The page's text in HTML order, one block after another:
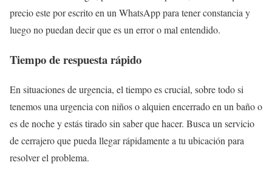
precio este por escrito en un WhatsApp para tener constancia y
luego no puedan decir que es un error o mal entendido.
Tiempo de respuesta rápido
En situaciones de urgencia, el tiempo es crucial, sobre todo si
tenemos una urgencia con niños o alquien encerrado en un baño o
es de noche y estás tirado sin saber que hacer. Busca un servicio
de cerrajero que pueda llegar rápidamente a tu ubicación para
resolver el problema.